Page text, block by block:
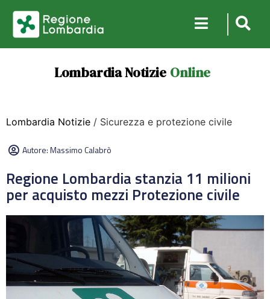
Lombardia Notizie Online
Lombardia Notizie / Sicurezza e protezione civile
Autore:Massimo Calabrò
Regione Lombardia stanzia 11 milioni
per acquisto mezzi Protezione civile